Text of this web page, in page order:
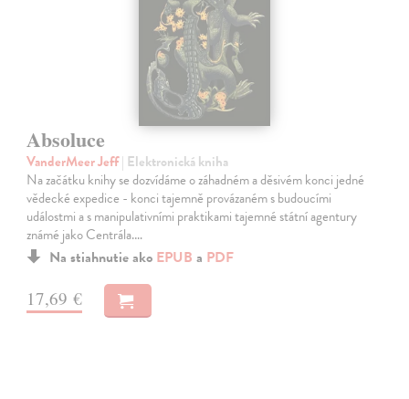
Absoluce
VanderMeer Jeff| Elektronická kniha
Na začátku knihy se dozvídáme o záhadném a děsivém konci jedné
vědecké expedice - konci tajemně provázaném s budoucími
událostmi a s manipulativními praktikami tajemné státní agentury
známé jako Centrála.…
Na stiahnutie ako EPUB a PDF
17,69 €